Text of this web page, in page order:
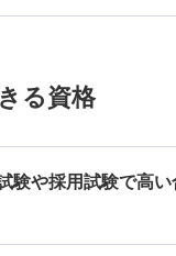
る資格
験や採用試験で高